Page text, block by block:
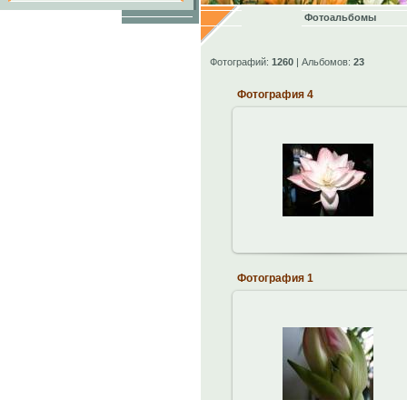
Фотоальбомы
Фотографий: 1260 | Альбомов: 23
Фотография 4
10.12.2012
brodskiy
Фотография 1
10.12.2012
brodskiy